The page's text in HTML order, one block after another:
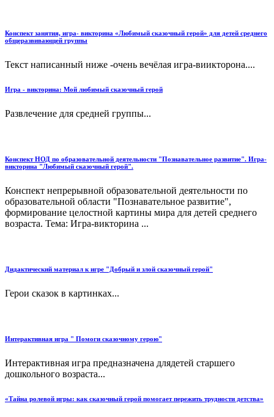
Конспект занятия, игра- викторина «Любимый сказочный герой» для детей среднего
общеразвивающей группы
Текст написанный ниже -очень вечёлая игра-виикторона....
Игра - викторина: Мой любимый сказочный герой
Развлечение для средней группы...
Конспект НОД по образовательной деятельности "Познавательное развитие". Игра-
викторина "Любимый сказочный герой".
Конспект непрерывной образовательной деятельности по
образовательной области "Познавательное развитие",
формирование целостной картины мира для детей среднего
возраста. Тема: Игра-викторина ...
Дидактический материал к игре "Добрый и злой сказочный герой"
Герои сказок в картинках...
Интерактивная игра " Помоги сказочному герою"
Интерактивная игра предназначена длядетей старшего
дошкольного возраста...
«Тайна ролевой игры: как сказочный герой помогает пережить трудности детства»